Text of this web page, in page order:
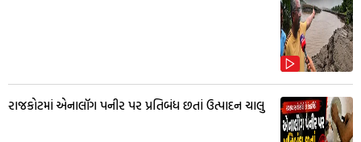
રાજકોટમાં એનાલૉગ પનીર પર પ્રતિબંધ છતાં ઉત્પાદન ચાલુ